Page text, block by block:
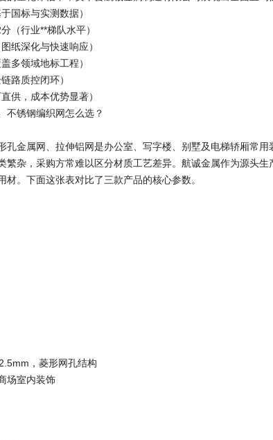
国标与实测数据）
（行业**梯队水平）
纸深化与快速响应）
多领域地标工程）
路质控闭环）
供，成本优势显著）
不锈钢编织网怎么选？
孔金属网、拉伸铝网是办公室、写字楼、别墅及电梯轿厢常
繁杂，采购方常难以区分材质工艺差异。航诚金属作为源头
材。下面这张表对比了三款产品的核心参数。
，菱形网孔结构
场室内装饰